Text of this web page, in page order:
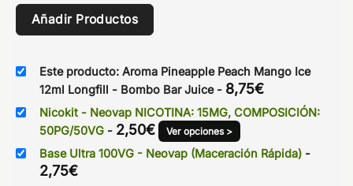
Añadir Productos
Este producto: Aroma Pineapple Peach Mango Ice
12ml Longfill - Bombo Bar Juice - 8,75€
Nicokit - Neovap NICOTINA: 15MG, COMPOSICIÓN:
50PG/50VG - 2,50€ Ver opciones >
Base Ultra 100VG - Neovap (Maceración Rápida) -
2,75€